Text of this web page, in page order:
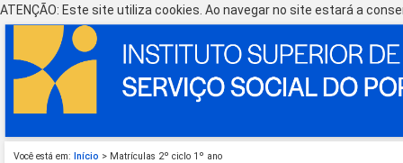
ATENÇÃO: Este site utiliza cookies. Ao navegar no site estará a
Você está em: Início > Matrículas 2º ciclo 1º ano